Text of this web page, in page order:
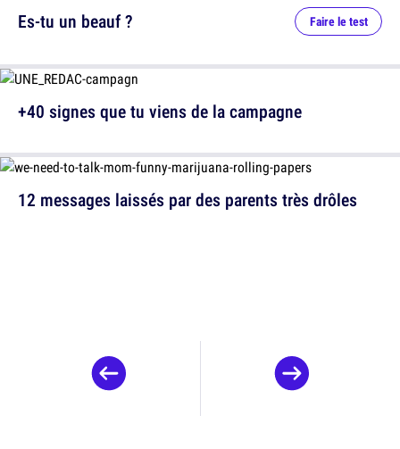
12 messages laissés par des parents très drôles
Es-tu un beauf ? Faire le test
+40 signes que tu viens de la campagne